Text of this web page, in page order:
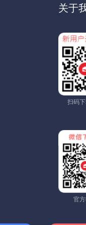
关于
扫码
官